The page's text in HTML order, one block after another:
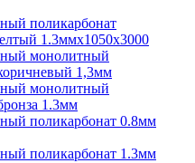
поликарбонат
1.3ммх1050х3000
монолитный
1,3мм
монолитный
1.3мм
поликарбонат 0.8мм
поликарбонат 1.3мм